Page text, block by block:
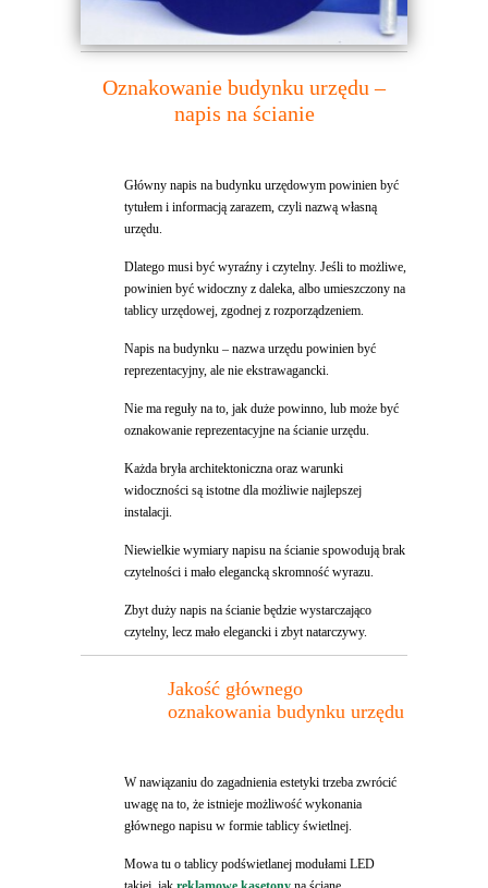
Oznakowanie budynku urzędu –
napis na ścianie
Główny napis na budynku urzędowym powinien być
tytułem i informacją zarazem, czyli nazwą własną
urzędu.
Dlatego musi być wyraźny i czytelny. Jeśli to możliwe,
powinien być widoczny z daleka, albo umieszczony na
tablicy urzędowej, zgodnej z rozporządzeniem.
Napis na budynku – nazwa urzędu powinien być
reprezentacyjny, ale nie ekstrawagancki.
Nie ma reguły na to, jak duże powinno, lub może być
oznakowanie reprezentacyjne na ścianie urzędu.
Każda bryła architektoniczna oraz warunki
widoczności są istotne dla możliwie najlepszej
instalacji.
Niewielkie wymiary napisu na ścianie spowodują brak
czytelności i mało elegancką skromność wyrazu.
Zbyt duży napis na ścianie będzie wystarczająco
czytelny, lecz mało elegancki i zbyt natarczywy.
Jakość głównego
oznakowania budynku urzędu
W nawiązaniu do zagadnienia estetyki trzeba zwrócić
uwagę na to, że istnieje możliwość wykonania
głównego napisu w formie tablicy świetlnej.
Mowa tu o tablicy podświetlanej modułami LED